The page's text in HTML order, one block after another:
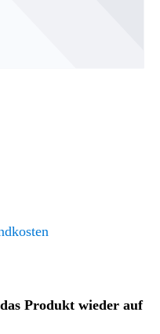
Produkt wieder auf